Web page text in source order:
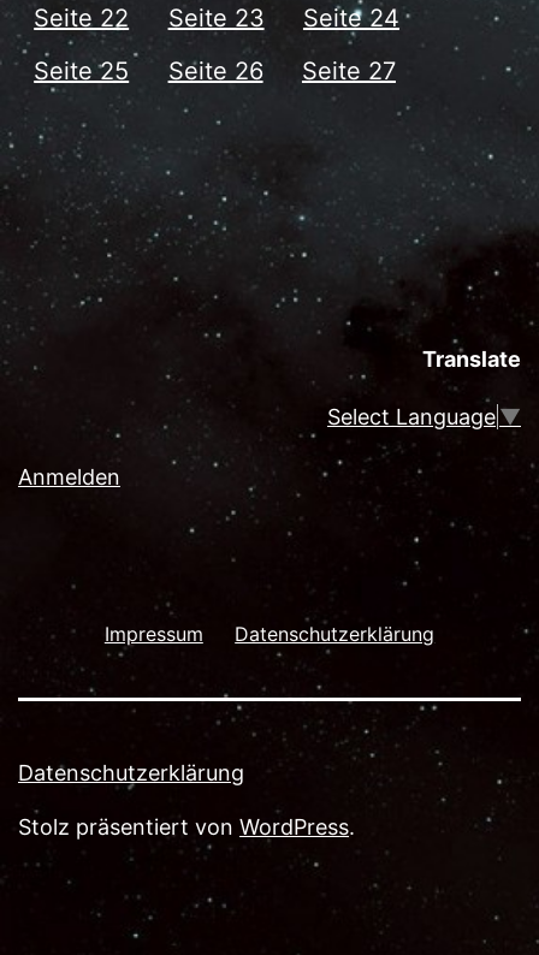
Seite 22
Seite 23
Seite 24
Seite 25
Seite 26 Seite 27
Translate
Select Language▼
Anmelden
Impressum Datenschutzerklärung
Datenschutzerklärung
Stolz präsentiert von WordPress.